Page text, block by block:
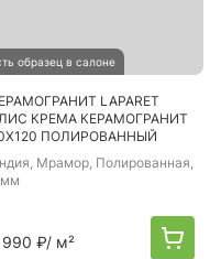
образец в салоне
LAPARET
КРЕМА КЕРАМОГРАНИТ
ПОЛИРОВАННЫЙ
, Мрамор, Полированная,
990 ₽/ м²